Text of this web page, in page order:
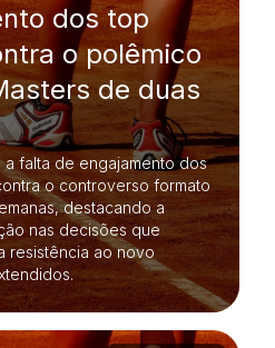
dos top
o polêmico
de duas
falta de engajamento dos
o controverso formato
destacando a
nas decisões que
resistência ao novo